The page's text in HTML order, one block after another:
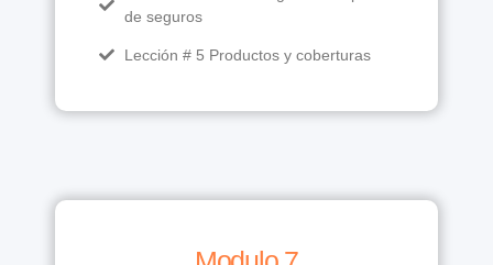
de seguros
Lección # 5 Productos y coberturas